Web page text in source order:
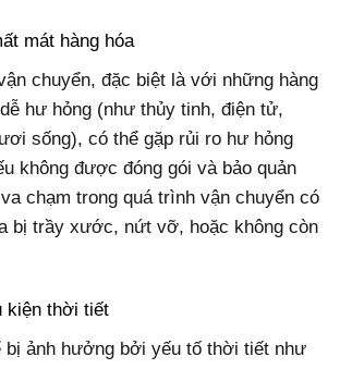
mát hàng hóa
chuyển, đặc biệt là với những hàng
hư hỏng (như thủy tinh, điện tử,
sống), có thể gặp rủi ro hư hỏng
không được đóng gói và bảo quản
chạm trong quá trình vận chuyển có
bị trầy xước, nứt vỡ, hoặc không còn
kiện thời tiết
bị ảnh hưởng bởi yếu tố thời tiết như